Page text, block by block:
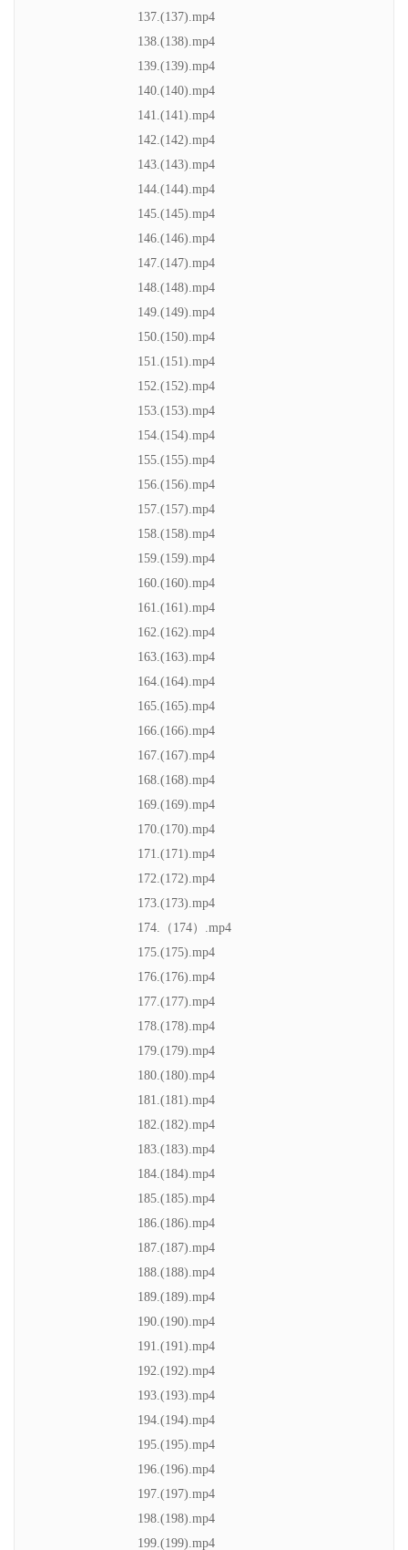
137.(137).mp4
138.(138).mp4
139.(139).mp4
140.(140).mp4
141.(141).mp4
142.(142).mp4
143.(143).mp4
144.(144).mp4
145.(145).mp4
146.(146).mp4
147.(147).mp4
148.(148).mp4
149.(149).mp4
150.(150).mp4
151.(151).mp4
152.(152).mp4
153.(153).mp4
154.(154).mp4
155.(155).mp4
156.(156).mp4
157.(157).mp4
158.(158).mp4
159.(159).mp4
160.(160).mp4
161.(161).mp4
162.(162).mp4
163.(163).mp4
164.(164).mp4
165.(165).mp4
166.(166).mp4
167.(167).mp4
168.(168).mp4
169.(169).mp4
170.(170).mp4
171.(171).mp4
172.(172).mp4
173.(173).mp4
174.（174）.mp4
175.(175).mp4
176.(176).mp4
177.(177).mp4
178.(178).mp4
179.(179).mp4
180.(180).mp4
181.(181).mp4
182.(182).mp4
183.(183).mp4
184.(184).mp4
185.(185).mp4
186.(186).mp4
187.(187).mp4
188.(188).mp4
189.(189).mp4
190.(190).mp4
191.(191).mp4
192.(192).mp4
193.(193).mp4
194.(194).mp4
195.(195).mp4
196.(196).mp4
197.(197).mp4
198.(198).mp4
199.(199).mp4